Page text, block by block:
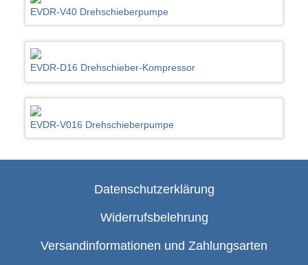
EVDR-V40 Drehschieberpumpe
EVDR-D16 Drehschieber-Kompressor
EVDR-V016 Drehschieberpumpe
Datenschutzerklärung
Widerrufsbelehrung
Versandinformationen und Zahlungsarten